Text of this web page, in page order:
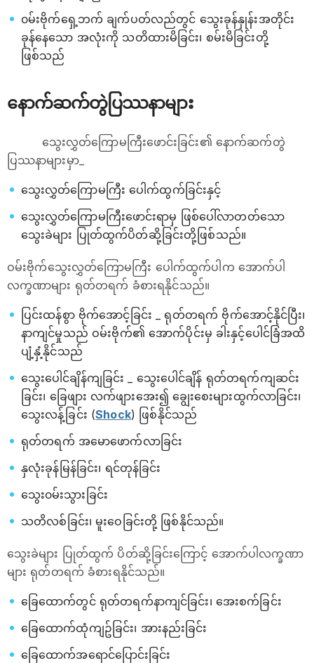
၀မ်းဗိုက်ရှေ့ဘက် ချက်ပတ်လည်တွင် သွေးခုန်နှုန်းအတိုင်း
ခုန်နေသော အလုံးကို သတိထားမိခြင်း၊ စမ်းမိခြင်းတို့
ဖြစ်သည်
နောက်ဆက်တွဲပြဿနာများ
သွေးလွှတ်ကြောမကြီးဖောင်းခြင်း၏ နောက်ဆက်တွဲ
ပြဿနာများမှာ_
သွေးလွှတ်ကြောမကြီး ပေါက်ထွက်ခြင်းနှင့်
သွေးလွှတ်ကြောမကြီးဖောင်းရာမှ ဖြစ်ပေါ်လာတတ်သော
သွေးခဲများ ပြုတ်ထွက်ပိတ်ဆို့ခြင်းတို့ဖြစ်သည်။
ဝမ်းဗိုက်သွေးလွှတ်ကြောမကြီး ပေါက်ထွက်ပါက အောက်ပါ
လက္ခဏာများ ရုတ်တရက် ခံစားရနိုင်သည်။
ပြင်းထန်စွာ ဗိုက်အောင့်ခြင်း _ ရုတ်တရက် ဗိုက်အောင့်နိုင်ပြီး၊
နာကျင်မှုသည် ဝမ်းဗိုက်၏ အောက်ပိုင်းမှ ခါးနှင့်ပေါင်ခြံအထိ
ပျံ့နှံ့နိုင်သည်
သွေးပေါင်ချိန်ကျခြင်း _ သွေးပေါင်ချိန် ရုတ်တရက်ကျဆင်း
ခြင်း၊ ခြေဖျား လက်ဖျားအေး၍ ချွေးစေးများထွက်လာခြင်း၊
သွေးလန့်ခြင်း (Shock) ဖြစ်နိုင်သည်
ရုတ်တရက် အမောဖောက်လာခြင်း
နှလုံးခုန်မြန်ခြင်း၊ ရင်တုန်ခြင်း
သွေး၀မ်းသွားခြင်း
သတိလစ်ခြင်း၊ မူးဝေခြင်းတို့ ဖြစ်နိုင်သည်။
သွေးခဲများ ပြုတ်ထွက် ပိတ်ဆို့ခြင်းကြောင့် အောက်ပါလက္ခဏာ
များ ရုတ်တရက် ခံစားရနိုင်သည်။
ခြေထောက်တွင် ရုတ်တရက်နာကျင်ခြင်း၊ အေးစက်ခြင်း
ခြေထောက်ထုံကျဥ်ခြင်း၊ အားနည်းခြင်း
ခြေထောက်အရောင်ပြောင်းခြင်း